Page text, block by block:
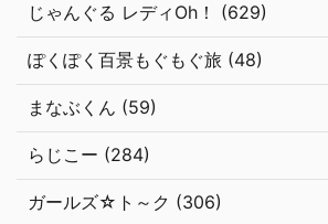
じゃんぐる レディOh！ (629)
ぽくぽく百景もぐもぐ旅 (48)
まなぶくん (59)
らじこー (284)
ガールズ☆ト～ク (306)